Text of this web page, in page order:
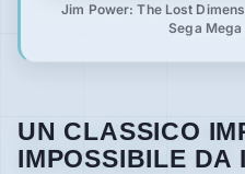
Jim Power: The Lost
Sega
UN CLASSICO
IMPOSSIBILE DA